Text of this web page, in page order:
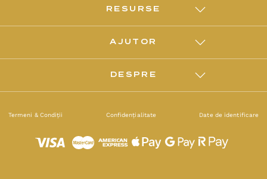
RESURSE
AJUTOR
DESPRE
Termeni & Condiții Confidențialitate Date de identificare